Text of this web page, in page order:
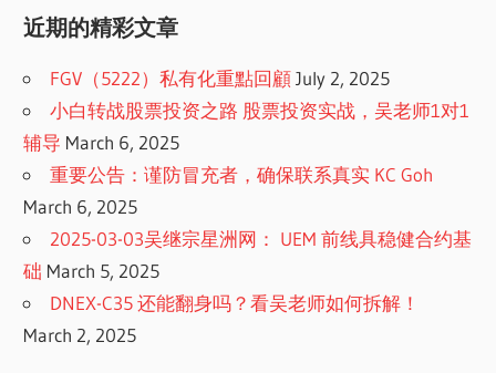
近期的精彩文章
FGV（5222）私有化重點回顧 July 2, 2025
小白转战股票投资之路 股票投资实战，吴老师1对1
辅导 March 6, 2025
重要公告：谨防冒充者，确保联系真实 KC Goh
March 6, 2025
2025-03-03吴继宗星洲网： UEM 前线具稳健合约基
础 March 5, 2025
DNEX-C35 还能翻身吗？看吴老师如何拆解！
March 2, 2025